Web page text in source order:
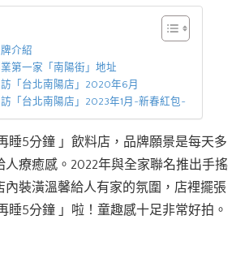
介紹
第一家「南陽街」地址
「台北南陽店」2020年6月
「台北南陽店」2023年1月~新春紅包~
睡5分鐘 」飲料店，品牌願景是每天多
人療癒感。2022年與全家聯名推出手搖
內裝潢溫馨給人有家的氛圍，店裡擺張
睡5分鐘 」啦！童趣感十足非常好拍。